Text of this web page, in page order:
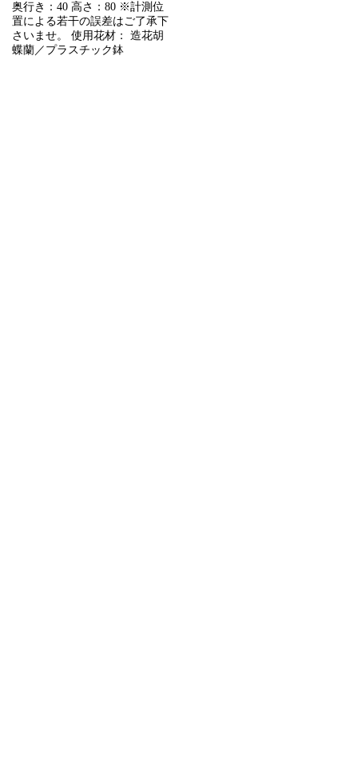
奥行き：40 高さ：80 ※計測位
置による若干の誤差はご了承下
さいませ。 使用花材： 造花胡
蝶蘭／プラスチック鉢